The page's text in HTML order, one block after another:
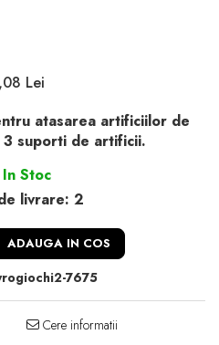
Lei
atasarea artificiilor de
3 suporti de artificii.
In Stoc
livrare: 2
ADAUGA IN COS
7675
Cere informatii